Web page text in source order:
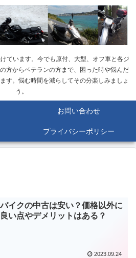
ています。今でも原付、大型、オフ車と各ジ
方からベテランの方まで、困った時や悩んだ
す。悩む時間を減らしてその分楽しみましょ
う。
お問い合わせ
プライバシーポリシー
バイクの中古は安い？価格以外に
良い点やデメリットはある？
2023.09.24